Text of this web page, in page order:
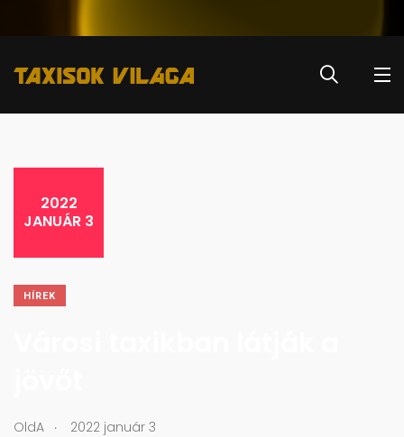
2022
JANUÁR 3
HÍREK
OldA . 2022 január 3